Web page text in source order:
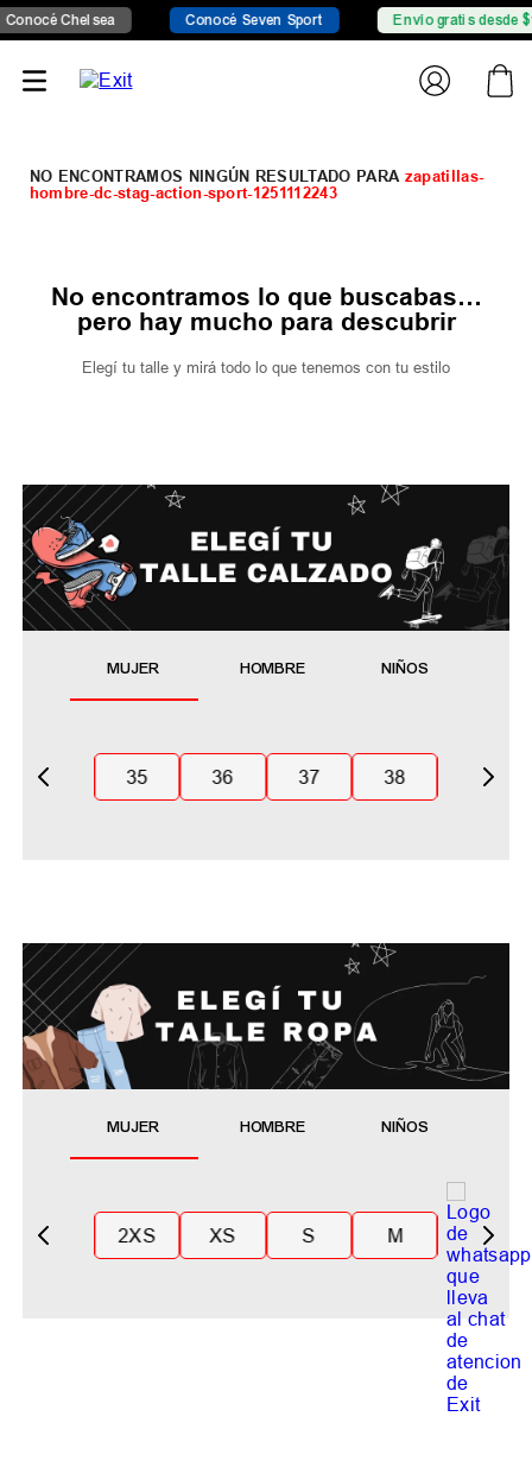
Chelsea Conocé Seven Sport Envío gratis desde $149.999
zapatillas-
hombre-dc-stag-action-sport-1251112243
No encontramos lo que buscabas…
pero hay mucho para descubrir
Elegí tu talle y mirá todo lo que tenemos con tu estilo
MUJER HOMBRE NIÑOS
35 36 37 38
MUJER HOMBRE NIÑOS
2XS XS S M